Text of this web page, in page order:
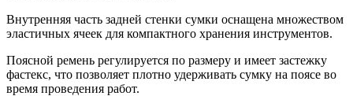
Внутренняя часть задней стенки сумки оснащена множеством
эластичных ячеек для компактного хранения инструментов.
Поясной ремень регулируется по размеру и имеет застежку
фастекс, что позволяет плотно удерживать сумку на поясе во
время проведения работ.